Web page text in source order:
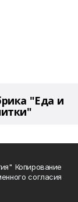
"Еда и
Копирование
согласия